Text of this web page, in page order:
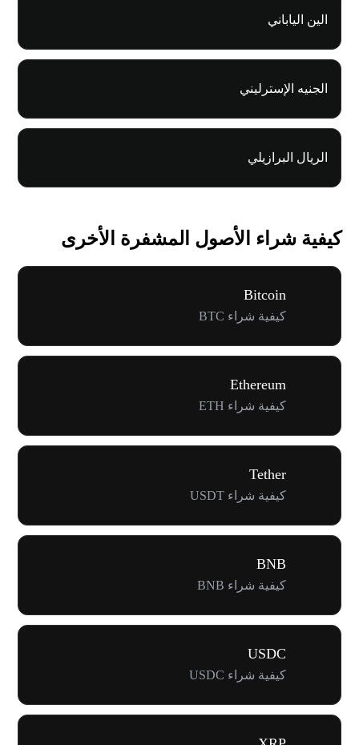
الين الياباني
الجنيه الإسترليني
الريال البرازيلي
كيفية شراء الأصول المشفرة الأخرى
Bitcoin
كيفية شراء BTC
Ethereum
كيفية شراء ETH
Tether
كيفية شراء USDT
BNB
كيفية شراء BNB
USDC
كيفية شراء USDC